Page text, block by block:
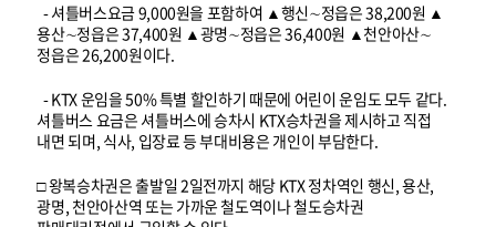
- 셔틀버스요금 9,000원을 포함하여 ▲행신∼정읍은 38,200원 ▲
용산∼정읍은 37,400원 ▲광명∼정읍은 36,400원 ▲천안아산∼
정읍은 26,200원이다.
- KTX 운임을 50% 특별 할인하기 때문에 어린이 운임도 모두 같다.
셔틀버스 요금은 셔틀버스에 승차시 KTX승차권을 제시하고 직접
내면 되며, 식사, 입장료 등 부대비용은 개인이 부담한다.
□ 왕복승차권은 출발일 2일전까지 해당 KTX 정차역인 행신, 용산,
광명, 천안아산역 또는 가까운 철도역이나 철도승차권